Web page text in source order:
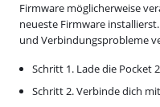
Firmware möglicherweise
neueste Firmware
und Verbindungsprobleme
Schritt 1. Lade die Pocket
Schritt 2. Verbinde dich